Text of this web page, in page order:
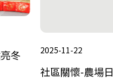
冬
2025-11-22
社區關懷-農場日